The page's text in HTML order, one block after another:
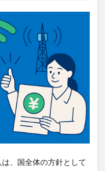
、国全体の方針として